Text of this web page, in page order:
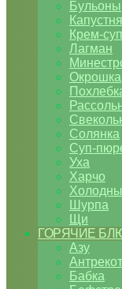
Бульоны
Крем-суп
Лагман
Окрошка
Солянка
Суп-
Уха
Харчо
Шурпа
Щи
ГОРЯЧИЕ
Азу
Антрекот
Бабка